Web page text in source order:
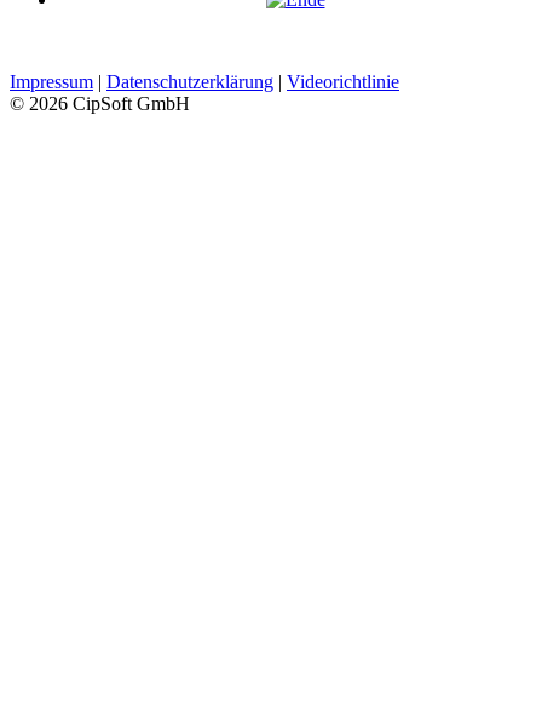
Impressum | Datenschutzerklärung | Videorichtlinie
© 2026 CipSoft GmbH